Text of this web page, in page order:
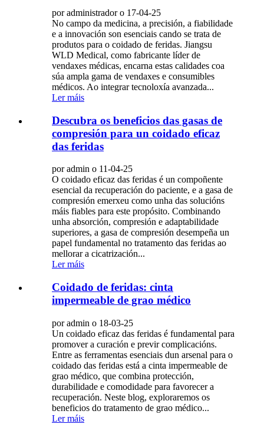
por administrador o 17-04-25
No campo da medicina, a precisión, a fiabilidade
e a innovación son esenciais cando se trata de
produtos para o coidado de feridas. Jiangsu
WLD Medical, como fabricante líder de
vendaxes médicas, encarna estas calidades coa
súa ampla gama de vendaxes e consumibles
médicos. Ao integrar tecnoloxía avanzada...
Ler máis
Descubra os beneficios das gasas de
compresión para un coidado eficaz
das feridas
por admin o 11-04-25
O coidado eficaz das feridas é un compoñente
esencial da recuperación do paciente, e a gasa de
compresión emerxeu como unha das solucións
máis fiables para este propósito. Combinando
unha absorción, compresión e adaptabilidade
superiores, a gasa de compresión desempeña un
papel fundamental no tratamento das feridas ao
mellorar a cicatrización...
Ler máis
Coidado de feridas: cinta
impermeable de grao médico
por admin o 18-03-25
Un coidado eficaz das feridas é fundamental para
promover a curación e previr complicacións.
Entre as ferramentas esenciais dun arsenal para o
coidado das feridas está a cinta impermeable de
grao médico, que combina protección,
durabilidade e comodidade para favorecer a
recuperación. Neste blog, exploraremos os
beneficios do tratamento de grao médico...
Ler máis